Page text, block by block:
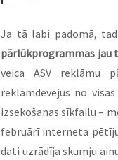
pārlūkprogrammas jau
veica ASV reklāmu
reklāmdevējus no
izsekošanas sīkfailu –
februārī interneta
dati uzrādīja skumju